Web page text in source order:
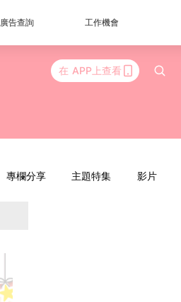
廣告查詢 工作機會
在 APP上查看
專欄分享 主題特集 影片